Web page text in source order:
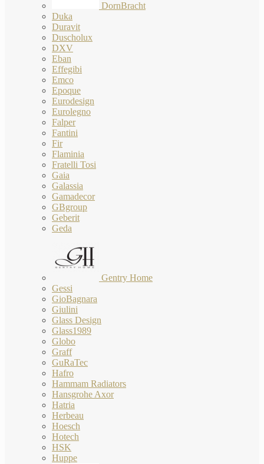
DornBracht
Duka
Duravit
Duscholux
DXV
Eban
Effegibi
Emco
Epoque
Eurodesign
Eurolegno
Falper
Fantini
Fir
Flaminia
Fratelli Tosi
Gaia
Galassia
Gamadecor
GBgroup
Geberit
Geda
Gentry Home
Gessi
GioBagnara
Giulini
Glass Design
Glass1989
Globo
Graff
GuRaTec
Hafro
Hammam Radiators
Hansgrohe Axor
Hatria
Herbeau
Hoesch
Hotech
HSK
Huppe